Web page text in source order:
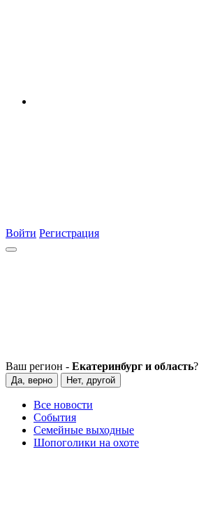
Войти Регистрация
Ваш регион - Екатеринбург и область?
Да, верно Нет, другой
Все новости
События
Семейные выходные
Шопоголики на охоте